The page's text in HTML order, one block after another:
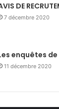
DE
7 décembre 2020
enquêtes
11 décembre 2020